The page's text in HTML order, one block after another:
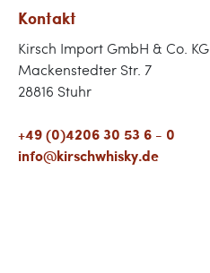
Kontakt
Kirsch Import GmbH & Co. KG
Mackenstedter Str. 7
28816 Stuhr
+49 (0)4206 30 53 6 - 0
info@kirschwhisky.de